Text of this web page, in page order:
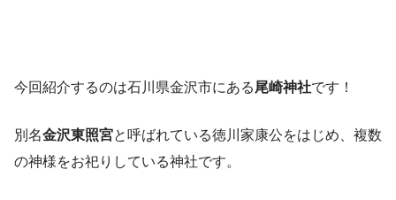
今回紹介するのは石川県金沢市にある尾崎神社です！
別名金沢東照宮と呼ばれている徳川家康公をはじめ、複数
の神様をお祀りしている神社です。